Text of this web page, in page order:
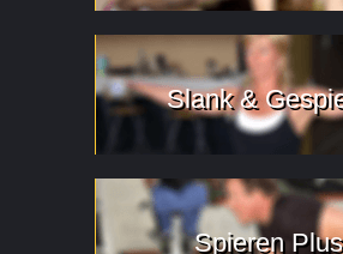
Slank &
Spieren Plus